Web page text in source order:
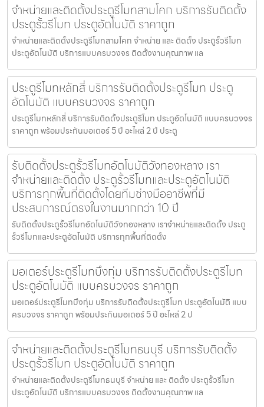
จำหน่ายและติดตั้งประตูรีโมทสามโคก บริการรับติดตั้ง
ประตูรั้วรีโมท ประตูอัตโนมัติ ราคาถูก
จำหน่ายและติดตั้งประตูรีโมทสามโคก จำหน่าย และ ติดตั้ง ประตูรั้วรีโมท
ประตูอัตโนมัติ บริการแบบครบวงจร ติดตั้งงานคุณภาพ แล
ประตูรีโมทหลักสี่ บริการรับติดตั้งประตูรีโมท ประตู
อัตโนมัติ แบบครบวงจร ราคาถูก
ประตูรีโมทหลักสี่ บริการรับติดตั้งประตูรีโมท ประตูอัตโนมัติ แบบครบวงจร
ราคาถูก พร้อมประกันมอเตอร์ 5 ปี อะไหล่ 2 ปี ประตู
รับติดตั้งประตูรั้วรีโมทอัตโนมัติวังทองหลาง เรา
จำหน่ายและติดตั้ง ประตูรั้วรีโมทและประตูอัตโนมัติ
บริการทุกพื้นที่ติดตั้งโดยทีมช่างมืออาชีพที่มี
ประสบการณ์ตรงในงานมากกว่า 10 ปี
รับติดตั้งประตูรั้วรีโมทอัตโนมัติวังทองหลาง เราจำหน่ายและติดตั้ง ประตู
รั้วรีโมทและประตูอัตโนมัติ บริการทุกพื้นที่ติดตั้ง
มอเตอร์ประตูรีโมทบึงกุ่ม บริการรับติดตั้งประตูรีโมท
ประตูอัตโนมัติ แบบครบวงจร ราคาถูก
มอเตอร์ประตูรีโมทบึงกุ่ม บริการรับติดตั้งประตูรีโมท ประตูอัตโนมัติ แบบ
ครบวงจร ราคาถูก พร้อมประกันมอเตอร์ 5 ปี อะไหล่ 2 ป
จำหน่ายและติดตั้งประตูรีโมทธนบุรี บริการรับติดตั้ง
ประตูรั้วรีโมท ประตูอัตโนมัติ ราคาถูก
จำหน่ายและติดตั้งประตูรีโมทธนบุรี จำหน่าย และ ติดตั้ง ประตูรั้วรีโมท
ประตูอัตโนมัติ บริการแบบครบวงจร ติดตั้งงานคุณภาพ แล